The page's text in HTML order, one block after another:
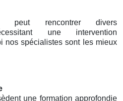
peut rencontrer divers
une intervention
nos spécialistes sont les mieux
une formation approfondie